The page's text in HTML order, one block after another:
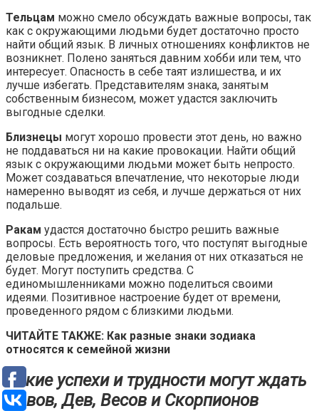
Тельцам можно смело обсуждать важные вопросы, так
как с окружающими людьми будет достаточно просто
найти общий язык. В личных отношениях конфликтов не
возникнет. Полено заняться давним хобби или тем, что
интересует. Опасность в себе таят излишества, и их
лучше избегать. Представителям знака, занятым
собственным бизнесом, может удастся заключить
выгодные сделки.
Близнецы могут хорошо провести этот день, но важно
не поддаваться ни на какие провокации. Найти общий
язык с окружающими людьми может быть непросто.
Может создаваться впечатление, что некоторые люди
намеренно выводят из себя, и лучше держаться от них
подальше.
Ракам удастся достаточно быстро решить важные
вопросы. Есть вероятность того, что поступят выгодные
деловые предложения, и желания от них отказаться не
будет. Могут поступить средства. С
единомышленниками можно поделиться своими
идеями. Позитивное настроение будет от времени,
проведенного рядом с близкими людьми.
ЧИТАЙТЕ ТАКЖЕ: Как разные знаки зодиака
относятся к семейной жизни
Какие успехи и трудности могут ждать
Львов, Дев, Весов и Скорпионов